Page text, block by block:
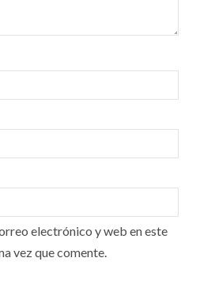
electrónico y web en este
vez que comente.